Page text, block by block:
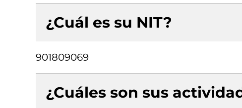
¿Cuál es su NIT?
901809069
¿Cuáles son sus